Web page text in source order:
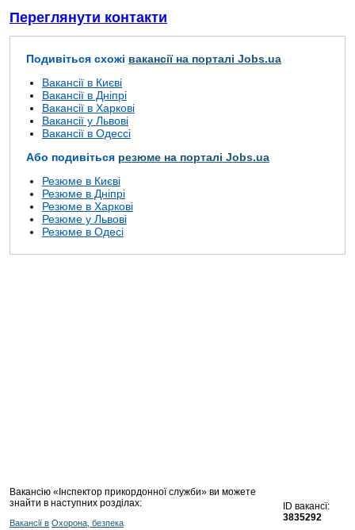
Переглянути контакти
Подивіться схожі вакансії на порталі Jobs.ua
Вакансії в Києві
Вакансії в Дніпрі
Вакансії в Харкові
Вакансії у Львові
Вакансії в Одессі
Або подивіться резюме на порталі Jobs.ua
Резюме в Києві
Резюме в Дніпрі
Резюме в Харкові
Резюме у Львові
Резюме в Одесі
Вакансію «Інспектор прикордонної служби» ви можете
знайти в наступних розділах:
Вакансії в Охорона, безпека
ID вакансї:
3835292